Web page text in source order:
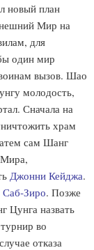
новый план
Мир на
для
один мир
вызов. Шао
молодость,
Сначала на
храм
сам Шанг
Мира,
Джонни Кейджа.
Саб-Зиро. Позже
Цунга назвать
во
отказа